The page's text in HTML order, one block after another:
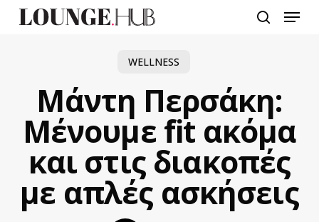
Menu
WELLNESS
Μάντη Περσάκη:
Μένουμε fit ακόμα
και στις διακοπές
με απλές ασκήσεις